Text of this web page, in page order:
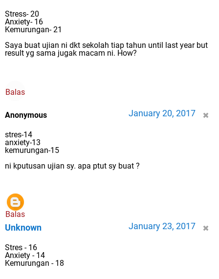
Stress- 20
Anxiety- 16
Kemurungan- 21
Saya buat ujian ni dkt sekolah tiap tahun until last year but
result yg sama jugak macam ni. How?
Balas
Anonymous January 20, 2017
stres-14
anxiety-13
kemurungan-15
ni kputusan ujian sy. apa ptut sy buat ?
Balas
Unknown January 23, 2017
Stres - 16
Anxiety - 14
Kemurungan - 18